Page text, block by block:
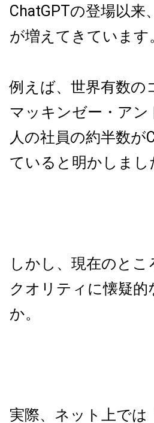
ChatGPTの登場以
が増えてきています
例えば、世界有数
マッキンゼー・ア
人の社員の約半数が
ていると明かしまし
しかし、現在のと
クオリティに懐疑
か。
実際、ネット上では